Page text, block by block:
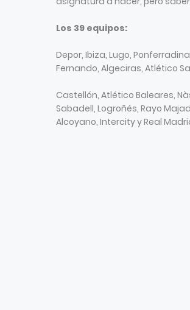
Los 39 equipos:
Depor, Ibiza, Lugo,
Fernando, Algeciras, Atlético
Castellón, Atlético Baleares,
Sabadell, Logroñés, Rayo
Alcoyano, Intercity y Real